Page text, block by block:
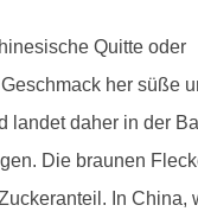
Quitte oder
her süße
landet daher in der
Die braunen
In China,